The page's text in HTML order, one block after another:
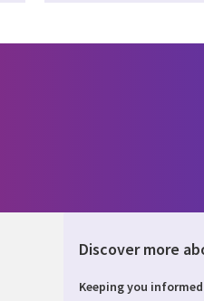
Discover more
Keeping you informed